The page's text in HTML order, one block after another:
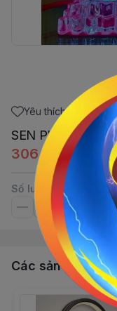
Yêu thích
SEN PHA LÊ 85
306.000đ
Số lượng
Các sản phẩm,